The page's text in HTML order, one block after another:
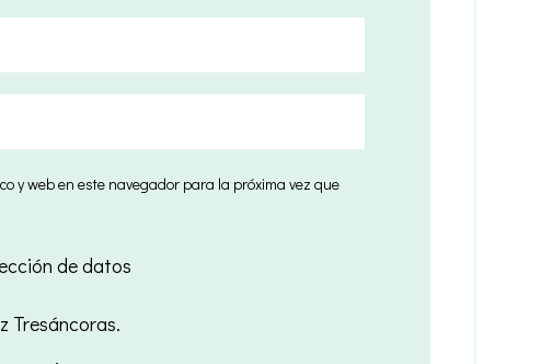
y web en este navegador para la próxima vez que
de datos
Tresáncoras.